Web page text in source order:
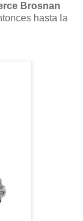
Brosnan
hasta la